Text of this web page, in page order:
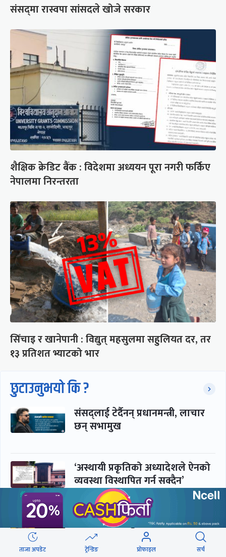
संसद्‍मा रास्वपा सांसदले खोजे सरकार
शैक्षिक क्रेडिट बैंक : विदेशमा अध्ययन पूरा नगरी फर्किए
नेपालमा निरन्तरता
सिँचाइ र खानेपानी : विद्युत् महसुलमा सहुलियत दर, तर
१३ प्रतिशत भ्याटको भार
छुटाउनुभयो कि ?
संसद्लाई टेर्दैनन् प्रधानमन्त्री, लाचार
छन् सभामुख
‘अस्थायी प्रकृतिको अध्यादेशले ऐनको
व्यवस्था विस्थापित गर्न सक्दैन’
सरकार-प्रसाईं लुकामारी : छिनमै
पक्राउ, तुरुन्तै रिहा
ताजा अपडेट ट्रेन्डिङ प्रोफाइल सर्च